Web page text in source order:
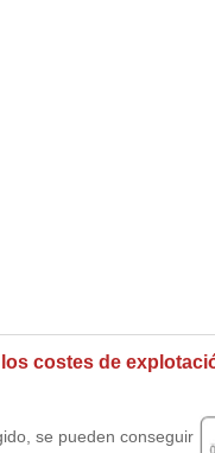
costes de
se pueden conseguir